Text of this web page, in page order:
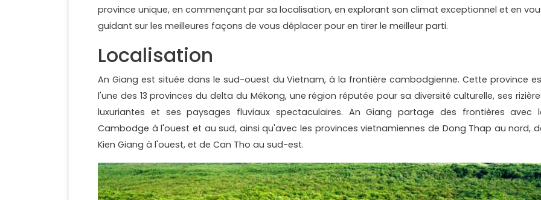
province unique, en commençant par sa localisation, en explorant son climat exceptionnel et en
guidant sur les meilleures façons de vous déplacer pour en tirer le meilleur parti.
Localisation
An Giang est située dans le sud-ouest du Vietnam, à la frontière cambodgienne. Cette province
l'une des 13 provinces du delta du Mékong, une région réputée pour sa diversité culturelle, ses
luxuriantes et ses paysages fluviaux spectaculaires. An Giang partage des frontières avec
Cambodge à l'ouest et au sud, ainsi qu'avec les provinces vietnamiennes de Dong Thap au nord,
Kien Giang à l'ouest, et de Can Tho au sud-est.